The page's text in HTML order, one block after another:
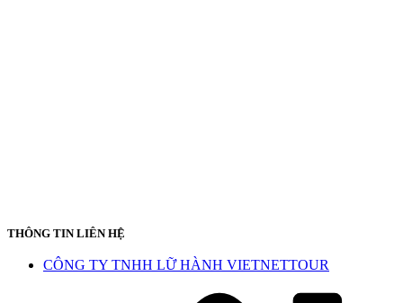
THÔNG TIN LIÊN HỆ
CÔNG TY TNHH LỮ HÀNH VIETNETTOUR